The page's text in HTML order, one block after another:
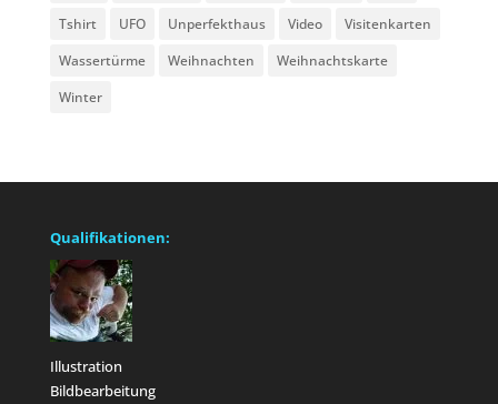
Tshirt
UFO Unperfekthaus Video
Visitenkarten
Wassertürme
Weihnachten
Weihnachtskarte
Winter
Qualifikationen:
Illustration
Bildbearbeitung